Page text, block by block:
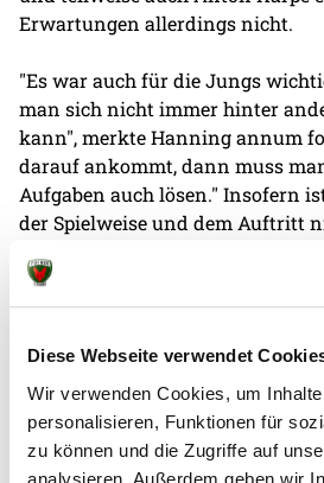
Diese Webseite verwendet
Wir verwenden Cookies, um
personalisieren, Funktionen für
zu können und die Zugriffe auf
analysieren. Außerdem geben wir
Erwartungen allerdings nicht.
"Es war auch für die Jungs
man sich nicht immer hinter
kann", merkte Hanning annum
darauf ankommt, dann muss
Aufgaben auch lösen." Insofern
der Spielweise und dem Auftritt
sich dennoch über die beiden
einzige ungeschlagene
Bundesliga stehen damit die
Meisterschaft klarzumachen.
Mannschaft wird ab Mittwoch
Weltmeisterschaft in Doha/
Erfahrung sammeln.